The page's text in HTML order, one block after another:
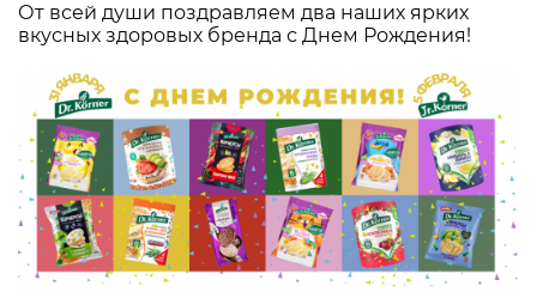
От всей души поздравляем два наших ярких
вкусных здоровых бренда с Днем Рождения!